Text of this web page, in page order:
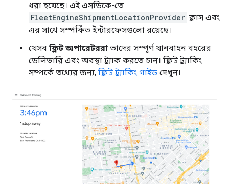
ধরা হয়েছে। এই এসডিকে-তে
FleetEngineShipmentLocationProvider ক্লাস এবং
এর সাথে সম্পর্কিত ইন্টারফেসগুলো রয়েছে।
যেসব ফ্লিট অপারেটররা তাদের সম্পূর্ণ যানবাহন বহরের
ডেলিভারি এবং অবস্থা ট্র্যাক করতে চান। ফ্লিট ট্র্যাকিং
সম্পর্কে তথ্যের জন্য, ফ্লিট ট্র্যাকিং গাইড দেখুন।